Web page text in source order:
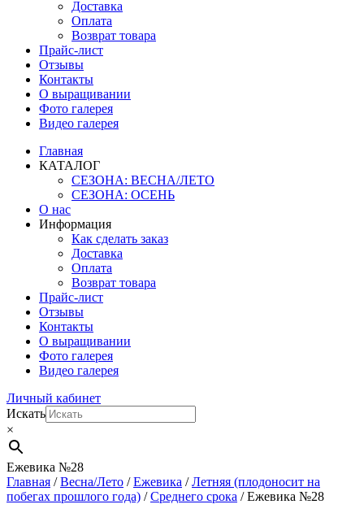
Доставка
Оплата
Возврат товара
Прайс-лист
Отзывы
Контакты
О выращивании
Фото галерея
Видео галерея
Главная
КАТАЛОГ
СЕЗОНА: ВЕСНА/ЛЕТО
СЕЗОНА: ОСЕНЬ
О нас
Информация
Как сделать заказ
Доставка
Оплата
Возврат товара
Прайс-лист
Отзывы
Контакты
О выращивании
Фото галерея
Видео галерея
Личный кабинет
Искать
×
Ежевика №28
Главная /Весна/Лето /Ежевика /Летняя (плодоносит на
побегах прошлого года) /Среднего срока / Ежевика №28